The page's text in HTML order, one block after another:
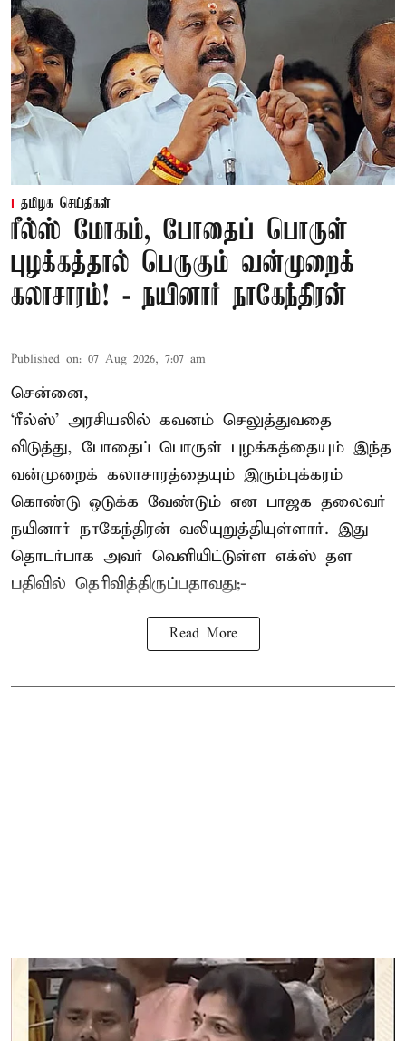
தமிழக செய்திகள்
ரீல்ஸ் மோகம், போதைப் பொருள்
புழக்கத்தால் பெருகும் வன்முறைக்
கலாசாரம்! - நயினார் நாகேந்திரன்
Published on: 07 Aug 2026, 7:07 am
சென்னை,
‘ரீல்ஸ்’ அரசியலில் கவனம் செலுத்துவதை
விடுத்து, போதைப் பொருள் புழக்கத்தையும் இந்த
வன்முறைக் கலாசாரத்தையும் இரும்புக்கரம்
கொண்டு ஒடுக்க வேண்டும் என பாஜக தலைவர்
நயினார் நாகேந்திரன் வலியுறுத்தியுள்ளார். இது
தொடர்பாக அவர் வெளியிட்டுள்ள எக்ஸ் தள
பதிவில் தெரிவித்திருப்பதாவது;-
Read More